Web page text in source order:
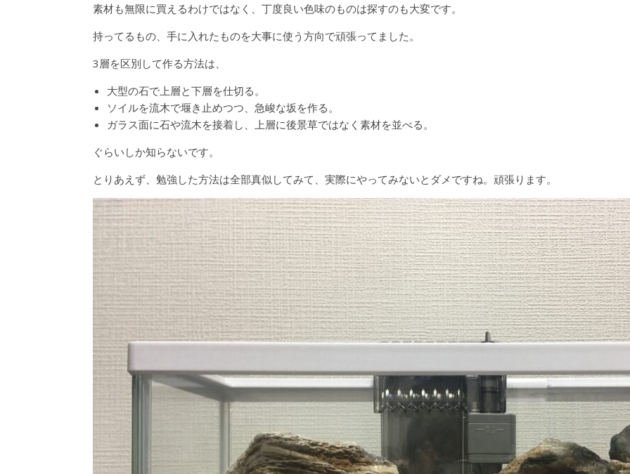
素材も無限に買えるわけではなく、丁度良い色味のものは探すのも大変です。
持ってるもの、手に入れたものを大事に使う方向で頑張ってました。
3層を区別して作る方法は、
大型の石で上層と下層を仕切る。
ソイルを流木で堰き止めつつ、急峻な坂を作る。
ガラス面に石や流木を接着し、上層に後景草ではなく素材を並べる。
ぐらいしか知らないです。
とりあえず、勉強した方法は全部真似してみて、実際にやってみないとダメですね。頑張ります。